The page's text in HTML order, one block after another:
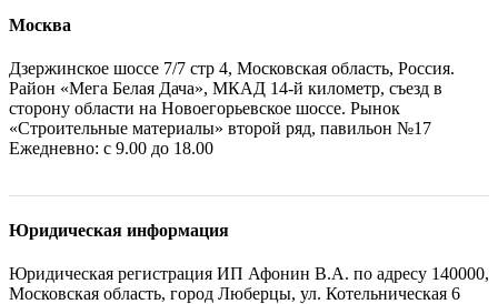
Москва
Дзержинское шоссе 7/7 стр 4, Московская область, Россия.
Район «Мега Белая Дача», МКАД 14-й километр, съезд в
сторону области на Новоегорьевское шоссе. Рынок
«Строительные материалы» второй ряд, павильон №17
Ежедневно: с 9.00 до 18.00
Юридическая информация
Юридическая регистрация ИП Афонин В.А. по адресу 140000,
Московская область, город Люберцы, ул. Котельническая 6